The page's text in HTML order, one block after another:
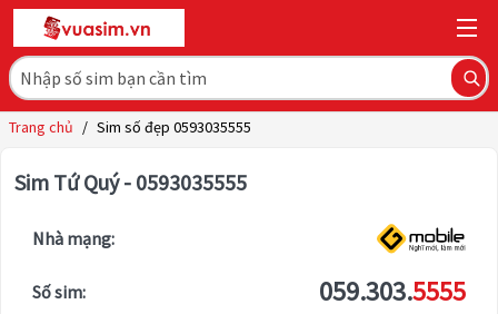
Trang chủ / Sim số đẹp 0593035555
Sim Tứ Quý - 0593035555
Nhà mạng:
Số sim: 059.303.5555